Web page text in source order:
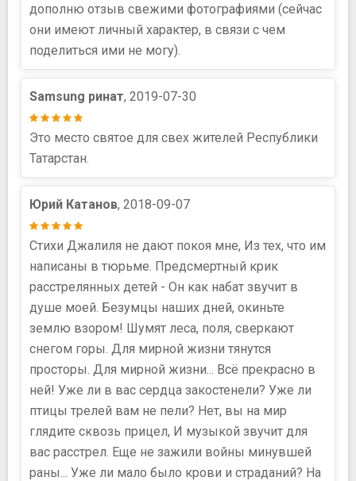
дополню отзыв свежими фотографиями (сейчас
они имеют личный характер, в связи с чем
поделиться ими не могу).
Samsung ринат, 2019-07-30
Это место святое для свех жителей Республики
Татарстан.
Юрий Катанов, 2018-09-07
Стихи Джалиля не дают покоя мне, Из тех, что им
написаны в тюрьме. Предсмертный крик
расстрелянных детей - Он как набат звучит в
душе моей. Безумцы наших дней, окиньте
землю взором! Шумят леса, поля, сверкают
снегом горы. Для мирной жизни тянутся
просторы. Для мирной жизни... Всё прекрасно в
ней! Уже ли в вас сердца закостенели? Уже ли
птицы трелей вам не пели? Нет, вы на мир
глядите сквозь прицел, И музыкой звучит для
вас расстрел. Еще не зажили войны минувшей
раны... Уже ли мало было крови и страданий? На